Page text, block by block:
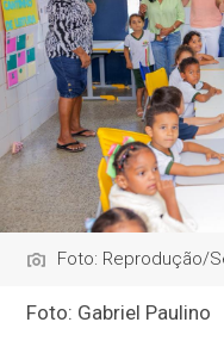
Foto: Reprodução/
Foto: Gabriel Paulino